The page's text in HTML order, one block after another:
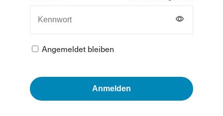
Angemeldet bleiben
Anmelden